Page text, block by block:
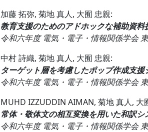
加藤 拓弥, 菊地 真人, 大囿 忠親:
教育支援のためのアドホックな補助資
令和六年度 電気・電子・情報関係学会
中村 詩織, 菊地 真人, 大囿 忠親:
ターゲット層を考慮したポップ作成支
令和六年度 電気・電子・情報関係学会
MUHD IZZUDDIN AIMAN, 菊地 真人, 大
常体・敬体文の相互変換を用いた和訳シ
令和六年度 電気・電子・情報関係学会